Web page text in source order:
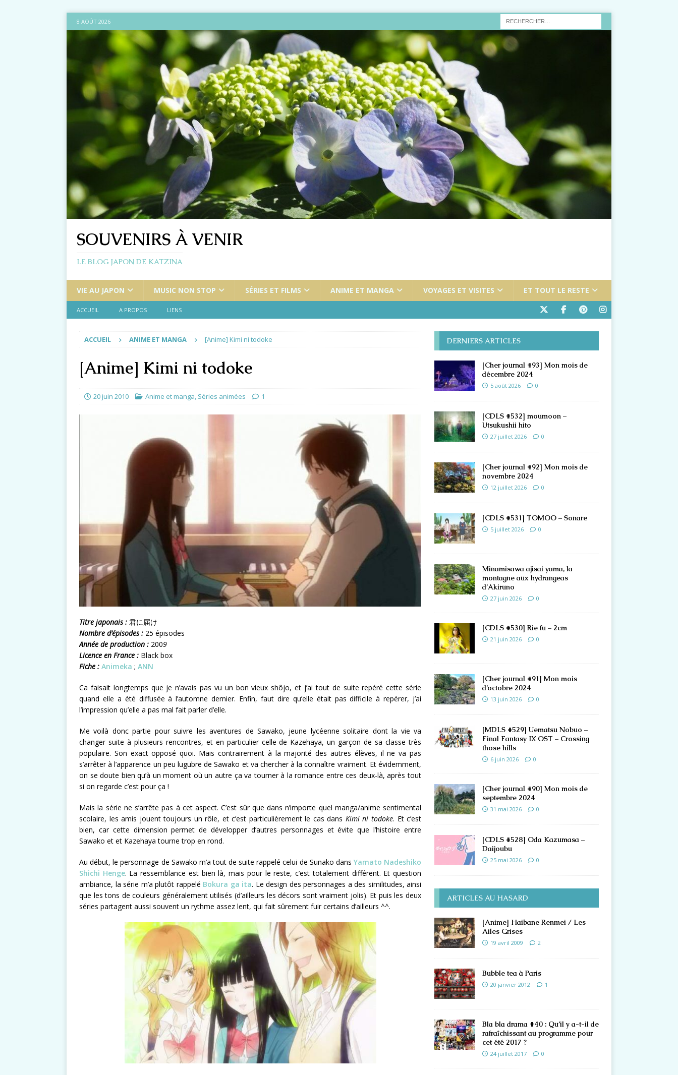
8 AOÛT 2026
SOUVENIRS À VENIR
LE BLOG JAPON DE KATZINA
VIE AU JAPON MUSIC NON STOP SÉRIES ET FILMS ANIME ET MANGA VOYAGES ET VISITES ET TOUT LE RESTE
ACCUEIL A PROPOS LIENS
ACCUEIL ANIME ET MANGA [Anime] Kimi ni todoke
[Anime] Kimi ni todoke
20 juin 2010 Anime et manga, Séries animées 1
Titre japonais : 君に届け
Nombre d’épisodes : 25 épisodes
Année de production : 2009
Licence en France : Black box
Fiche : Animeka ; ANN
Ca faisait longtemps que je n’avais pas vu un bon vieux shôjo, et j’ai tout de suite repéré cette série
quand elle a été diffusée à l’automne dernier. Enfin, faut dire qu’elle était pas difficile à repérer, j’ai
l’impression qu’elle a pas mal fait parler d’elle.
Me voilà donc partie pour suivre les aventures de Sawako, jeune lycéenne solitaire dont la vie va
changer suite à plusieurs rencontres, et en particulier celle de Kazehaya, un garçon de sa classe très
populaire. Son exact opposé quoi. Mais contrairement à la majorité des autres élèves, il ne va pas
s’arrêter à l’apparence un peu lugubre de Sawako et va chercher à la connaître vraiment. Et évidemment,
on se doute bien qu’à un moment où un autre ça va tourner à la romance entre ces deux-là, après tout
si on regarde c’est pour ça !
Mais la série ne s’arrête pas à cet aspect. C’est sûr que dans n’importe quel manga/anime sentimental
scolaire, les amis jouent toujours un rôle, et c’est particulièrement le cas dans Kimi ni todoke. Et c’est
bien, car cette dimension permet de développer d’autres personnages et évite que l’histoire entre
Sawako et et Kazehaya tourne trop en rond.
Au début, le personnage de Sawako m’a tout de suite rappelé celui de Sunako dans Yamato Nadeshiko
Shichi Henge. La ressemblance est bien là, mais pour le reste, c’est totalement différent. Et question
ambiance, la série m’a plutôt rappelé Bokura ga ita. Le design des personnages a des similitudes, ainsi
que les tons de couleurs généralement utilisés (d’ailleurs les décors sont vraiment jolis). Et puis les deux
séries partagent aussi souvent un rythme assez lent, qui fait sûrement fuir certains d’ailleurs ^^.
DERNIERS ARTICLES
[Cher journal #93] Mon mois de
décembre 2024
5 août 2026 0
[CDLS #532] moumoon –
Utsukushii hito
27 juillet 2026 0
[Cher journal #92] Mon mois de
novembre 2024
12 juillet 2026 0
[CDLS #531] TOMOO – Sonare
5 juillet 2026 0
Minamisawa ajisai yama, la
montagne aux hydrangeas
d’Akiruno
27 juin 2026 0
[CDLS #530] Rie fu – 2cm
21 juin 2026 0
[Cher journal #91] Mon mois
d’octobre 2024
13 juin 2026 0
[MDLS #529] Uematsu Nobuo –
Final Fantasy IX OST – Crossing
those hills
6 juin 2026 0
[Cher journal #90] Mon mois de
septembre 2024
31 mai 2026 0
[CDLS #528] Oda Kazumasa –
Daijoubu
25 mai 2026 0
ARTICLES AU HASARD
[Anime] Haibane Renmei / Les
Ailes Grises
19 avril 2009 2
Bubble tea à Paris
20 janvier 2012 1
Bla bla drama #40 : Qu’il y a-t-il de
rafraîchissant au programme pour
cet été 2017 ?
24 juillet 2017 0